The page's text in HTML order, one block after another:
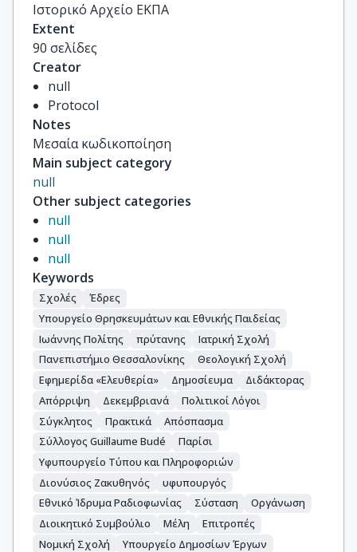
Ιστορικό Αρχείο ΕΚΠΑ
Extent
90 σελίδες
Creator
null
Protocol
Notes
Μεσαία κωδικοποίηση
Main subject category
null
Other subject categories
null
null
null
Keywords
Σχολές
Έδρες
Υπουργείο Θρησκευμάτων και Εθνικής Παιδείας
Ιωάννης Πολίτης
πρύτανης
Ιατρική Σχολή
Πανεπιστήμιο Θεσσαλονίκης
Θεολογική Σχολή
Εφημερίδα «Ελευθερία»
Δημοσίευμα
Διδάκτορας
Απόρριψη
Δεκεμβριανά
Πολιτικοί Λόγοι
Σύγκλητος
Πρακτικά
Απόσπασμα
Σύλλογος Guillaume Budé
Παρίσι
Υφυπουργείο Τύπου και Πληροφοριών
Διονύσιος Ζακυθηνός
υφυπουργός
Εθνικό Ίδρυμα Ραδιοφωνίας
Σύσταση
Οργάνωση
Διοικητικό Συμβούλιο
Μέλη
Επιτροπές
Νομική Σχολή
Υπουργείο Δημοσίων Έργων